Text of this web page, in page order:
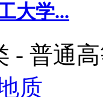
大学...
- 普通